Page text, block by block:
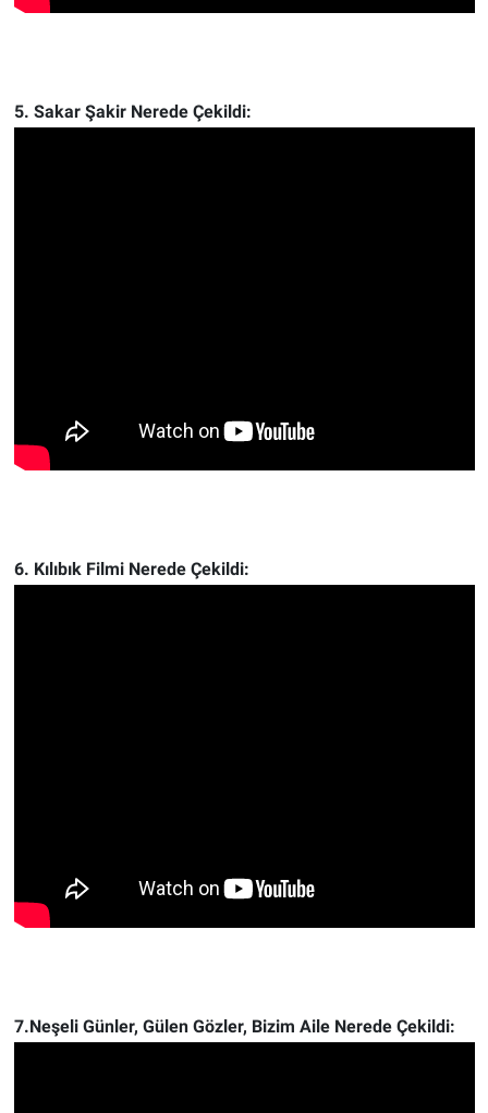
5. Sakar Şakir Nerede Çekildi:
6. Kılıbık Filmi Nerede Çekildi:
7.Neşeli Günler, Gülen Gözler, Bizim Aile Nerede Çekildi: